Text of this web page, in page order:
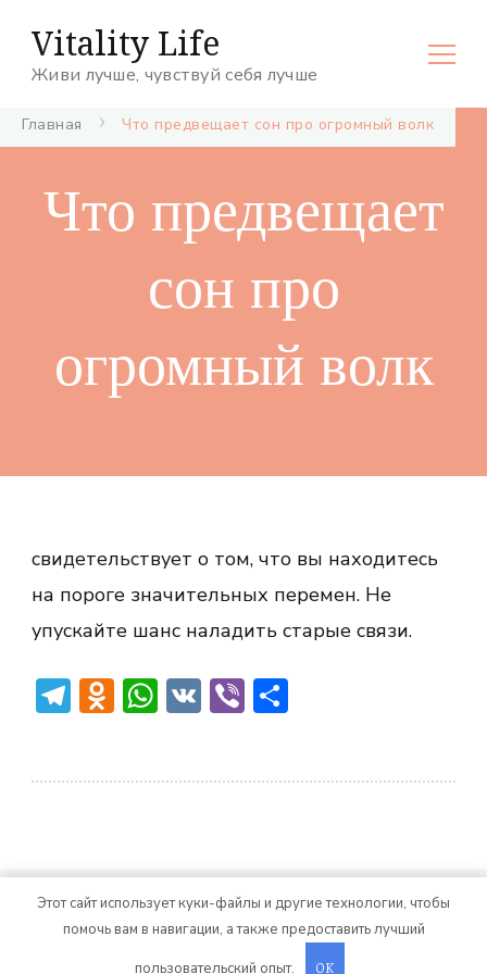
Vitality Life
Живи лучше, чувствуй себя лучше
Главная Что предвещает сон про огромный волк
Что предвещает
сон про
огромный волк
свидетельствует о том, что вы находитесь
на пороге значительных перемен. Не
упускайте шанс наладить старые связи.
Telegram
Odnoklassniki
WhatsApp
VKViber
© Авторское право 2026 Vitality Life. Все права
защищены.CoachPress Lite | от автора
Этот сайт использует куки-файлы и другие технологии, чтобы
помочь вам в навигации, а также предоставить лучший
пользовательский опыт.
OK